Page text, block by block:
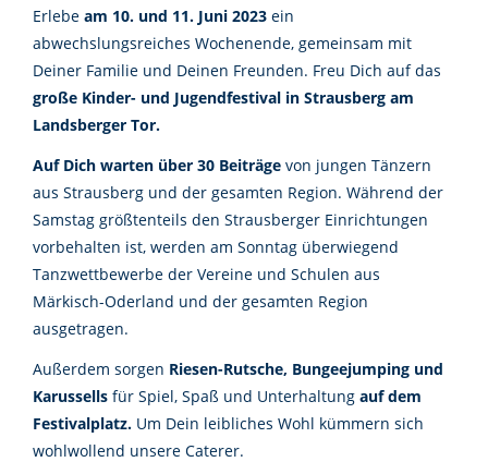
Erlebe am 10. und 11. Juni 2023 ein
abwechslungsreiches Wochenende, gemeinsam mit
Deiner Familie und Deinen Freunden. Freu Dich auf das
große Kinder- und Jugendfestival in Strausberg am
Landsberger Tor.
Auf Dich warten über 30 Beiträge von jungen Tänzern
aus Strausberg und der gesamten Region. Während der
Samstag größtenteils den Strausberger Einrichtungen
vorbehalten ist, werden am Sonntag überwiegend
Tanzwettbewerbe der Vereine und Schulen aus
Märkisch-Oderland und der gesamten Region
ausgetragen.
Außerdem sorgen Riesen-Rutsche, Bungeejumping und
Karussells für Spiel, Spaß und Unterhaltung auf dem
Festivalplatz. Um Dein leibliches Wohl kümmern sich
wohlwollend unsere Caterer.